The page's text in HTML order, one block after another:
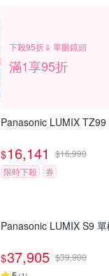
下殺95折⇓ 單眼鏡頭
滿1享95折
Panasonic LUMIX TZ99
$16,141 $16,990
限時下殺
券
Panasonic LUMIX S9
$37,905 $39,900